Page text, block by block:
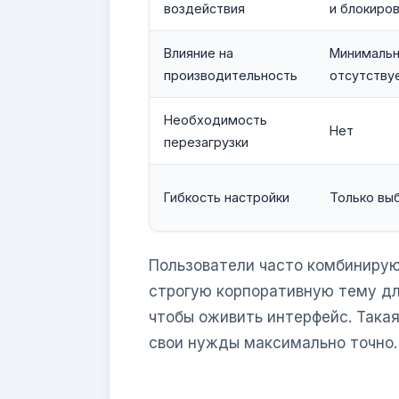
воздействия и
Влияние на
производительность
Необходимость
перезагрузки
Нет
Гибкость настройки Только
Пользователи часто
строгую корпоративную тему
чтобы оживить интерфейс.
свои нужды максимально точно.